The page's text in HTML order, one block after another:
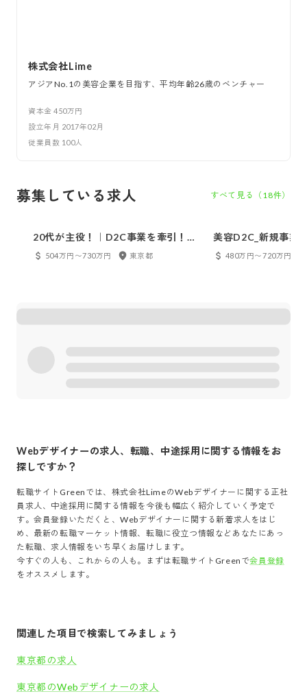
株式会社Lime
アジアNo.1の美容企業を目指す、平均年齢26歳のベンチャー
資本金450万円
設立年月 2017年02月
従業員数 100人
募集している求人 すべて見る（ 18件）
20代が主役！｜D2C事業を牽引！経
営直下で事業成長を担う戦略マーケ
504万円〜730万円 東京都
美容D2C_新規事業
480万円〜720万円
Webデザイナーの求人、転職、中途採用に関する情報をお
探しですか？
転職サイトGreenでは、 株式会社LimeのWebデザイナー に関する正社
員求人、中途採用に関する情報を今後も幅広く紹介していく予定で
す。会員登録いただくと、Webデザイナー に関する新着求人をはじ
め、最新の転職マーケット情報、転職に役立つ情報などあなたにあっ
た転職、求人情報をいち早くお届けします。
今すぐの人も、これからの人も。まずは転職サイトGreenで会員登録
をオススメします。
関連した項目で検索してみましょう
東京都の求人
東京都のWebデザイナーの求人